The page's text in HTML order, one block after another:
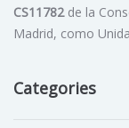
CS11782de la
Madrid, como
Categories